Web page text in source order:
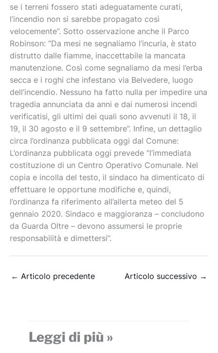
se i terreni fossero stati adeguatamente curati,
l’incendio non si sarebbe propagato così
velocemente”. Sotto osservazione anche il Parco
Robinson: “Da mesi ne segnaliamo l’incuria, è stato
distrutto dalle fiamme, inaccettabile la mancata
manutenzione. Così come segnaliamo da mesi l’erba
secca e i roghi che infestano via Belvedere, luogo
dell’incendio. Nessuno ha fatto nulla per impedire una
tragedia annunciata da anni e dai numerosi incendi
verificatisi, gli ultimi dei quali sono avvenuti il 18, il
19, il 30 agosto e il 9 settembre”. Infine, un dettaglio
circa l’ordinanza pubblicata oggi dal Comune:
L’ordinanza pubblicata oggi prevede “l’immediata
costituzione di un Centro Operativo Comunale. Nel
copia e incolla del testo, il sindaco ha dimenticato di
effettuare le opportune modifiche e, quindi,
l’ordinanza fa riferimento all’allerta meteo del 5
gennaio 2020. Sindaco e maggioranza – concludono
da Guarda Oltre – devono assumersi le proprie
responsabilità e dimettersi”.
← Articolo precedente Articolo successivo →
Leggi di più »